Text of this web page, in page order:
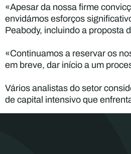
«Apesar da nossa firme
envidámos esforços
Peabody, incluindo a proposta
«Continuamos a reservar os
em breve, dar início a um
Vários analistas do setor
de capital intensivo que